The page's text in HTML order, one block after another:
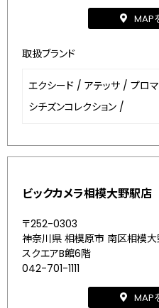
MAP
取扱ブランド
エクシード / アテッサ / プロ
シチズンコレクション /
ビックカメラ相模大野駅店
〒252-0303
神奈川県 相模原市 南区相模
スクエアB館6階
042-701-1111
MAP